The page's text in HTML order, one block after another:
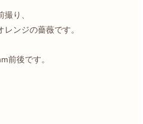
り、
ンジの薔薇です。
前後です。